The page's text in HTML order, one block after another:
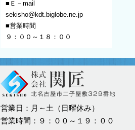
■Ｅ－mail
sekisho@kdt.biglobe.ne.jp
■営業時間
９：００～１８：００
営業日：月～土（日曜休み）
営業時間：９：００～１９：００